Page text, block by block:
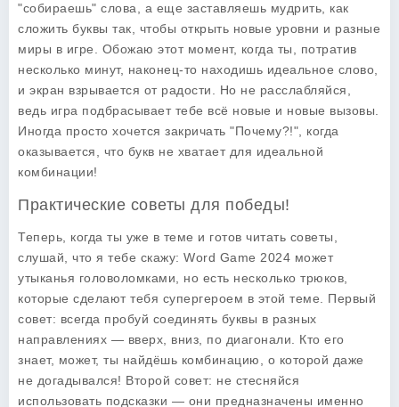
"собираешь" слова, а еще заставляешь мудрить, как
сложить буквы так, чтобы открыть новые уровни и разные
миры в игре. Обожаю этот момент, когда ты, потратив
несколько минут, наконец-то находишь идеальное слово,
и экран взрывается от радости. Но не расслабляйся,
ведь игра подбрасывает тебе всё новые и новые вызовы.
Иногда просто хочется закричать "Почему?!", когда
оказывается, что букв не хватает для идеальной
комбинации!
Практические советы для победы!
Теперь, когда ты уже в теме и готов читать советы,
слушай, что я тебе скажу: Word Game 2024 может
утыканья головоломками, но есть несколько трюков,
которые сделают тебя супергероем в этой теме. Первый
совет: всегда пробуй соединять буквы в разных
направлениях — вверх, вниз, по диагонали. Кто его
знает, может, ты найдёшь комбинацию, о которой даже
не догадывался! Второй совет: не стесняйся
использовать подсказки — они предназначены именно